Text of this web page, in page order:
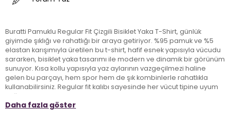
Buratti Pamuklu Regular Fit Çizgili Bisiklet Yaka T-Shirt, günlük
giyimde şıklığı ve rahatlığı bir araya getiriyor. %95 pamuk ve %5
elastan karışımıyla üretilen bu t-shirt, hafif esnek yapısıyla vücudu
sararken, bisiklet yaka tasarımı ile modern ve dinamik bir görünüm
sunuyor. Kısa kollu yapısıyla yaz aylarının vazgeçilmezi haline
gelen bu parçayı, hem spor hem de şık kombinlerle rahatlıkla
kullanabilirsiniz. Regular fit kalıbı sayesinde her vücut tipine uyum
sağlarken, standart boyu ile mükemmel bir görünüm sunar.
Burattinin tasarımıyla günlük stilinize taze bir soluk katmak artık çok
Daha fazla göster